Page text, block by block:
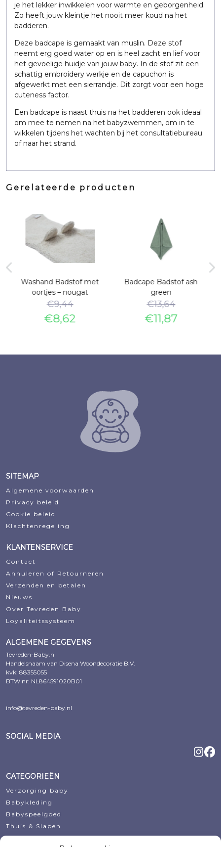
je het lekker inwikkelen voor warmte en geborgenheid.
Zo heeft jouw kleintje het nooit meer koud na het
badderen.
Deze badcape is gemaakt van muslin. Deze stof
neemt erg goed water op en is heel zacht en lief voor
het gevoelige huidje van jouw baby. In de stof zit een
schattig embroidery werkje en de capuchon is
afgewerkt met een sierrandje. Dit zorgt voor een hoge
cuteness factor.
Een badcape is naast thuis na het badderen ook ideaal
om mee te nemen na het babyzwemmen, om in te
wikkelen tijdens het wachten bij het consultatiebureau
of naar het strand.
Gerelateerde producten
Washand Badstof met
oortjes – nougat
€9,44
Oorspronkelijke
was:
€8,62
Huidige
is:
Badcape Badstof ash
green
€13,64
Oorspronkelijke
was:
€11,87
Huidige
is:
SITEMAP
Algemene voorwaarden
Privacy beleid
Cookie beleid
Klachtenregeling
KLANTENSERVICE
Contact
Annuleren of Retourneren
Verzenden en betalen
Nieuws
Over Tevreden Baby
Loyaliteitssysteem
ALGEMENE GEGEVENS
Tevreden-Baby.nl
Handelsnaam van Disena Woondecoratie B.V.
kvk: 88355055
BTW nr: NL864591020B01
info@tevreden-baby.nl
SOCIAL MEDIA
CATEGORIEËN
Verzorging baby
Babykleding
Babyspeelgoed
Thuis & Slapen
Decoratie